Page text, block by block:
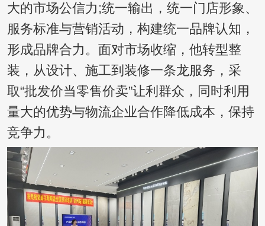
大的市场公信力;统一输出，统一门店形象、
服务标准与营销活动，构建统一品牌认知，
形成品牌合力。面对市场收缩，他转型整
装，从设计、施工到装修一条龙服务，采
取“批发价当零售价卖”让利群众，同时利用
量大的优势与物流企业合作降低成本，保持
竞争力。